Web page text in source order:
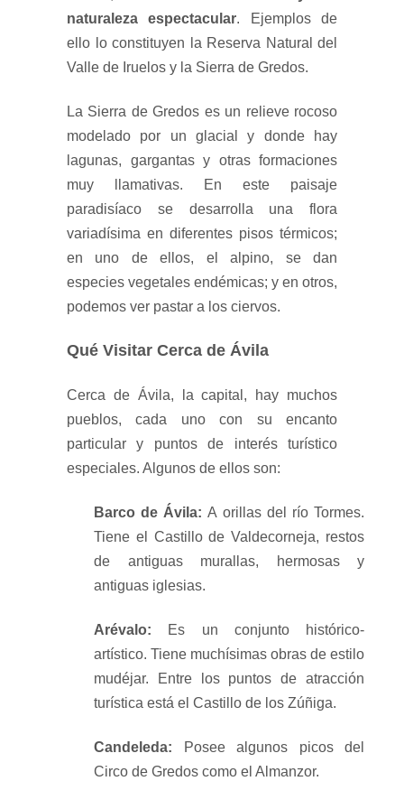
naturaleza espectacular. Ejemplos de
ello lo constituyen la Reserva Natural del
Valle de Iruelos y la Sierra de Gredos.
La Sierra de Gredos es un relieve rocoso
modelado por un glacial y donde hay
lagunas, gargantas y otras formaciones
muy llamativas. En este paisaje
paradisíaco se desarrolla una flora
variadísima en diferentes pisos térmicos;
en uno de ellos, el alpino, se dan
especies vegetales endémicas; y en otros,
podemos ver pastar a los ciervos.
Qué Visitar Cerca de Ávila
Cerca de Ávila, la capital, hay muchos
pueblos, cada uno con su encanto
particular y puntos de interés turístico
especiales. Algunos de ellos son:
Barco de Ávila:A orillas del río Tormes.
Tiene el Castillo de Valdecorneja, restos
de antiguas murallas, hermosas y
antiguas iglesias.
Arévalo: Es un conjunto histórico-
artístico. Tiene muchísimas obras de estilo
mudéjar. Entre los puntos de atracción
turística está el Castillo de los Zúñiga.
Candeleda: Posee algunos picos del
Circo de Gredos como el Almanzor.